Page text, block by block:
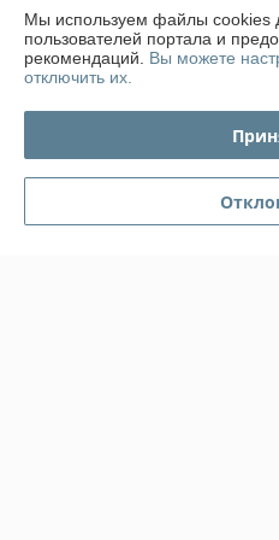
График работы
Политика обработки cookies
Сайт создан на платформе
Мы используем файлы cookies
пользователей портала и
рекомендаций. Вы можете
отключить их.